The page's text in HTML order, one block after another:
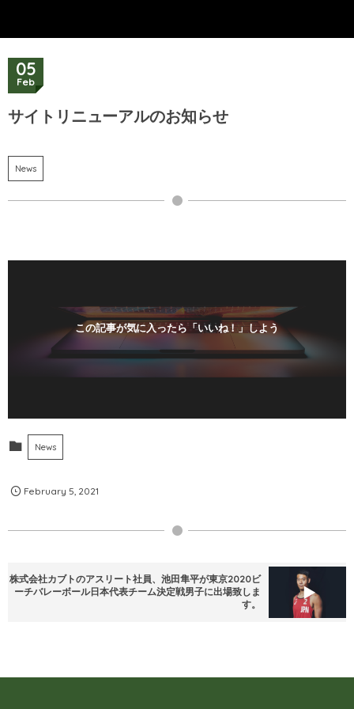
05
Feb
サイトリニューアルのお知らせ
News
この記事が気に入ったら「いいね！」しよう
News
February 5 2021
株式会社カブトのアスリート社員、池田隼平が東京2020ビ
ーチバレーボール日本代表チーム決定戦男子に出場致しま
す。